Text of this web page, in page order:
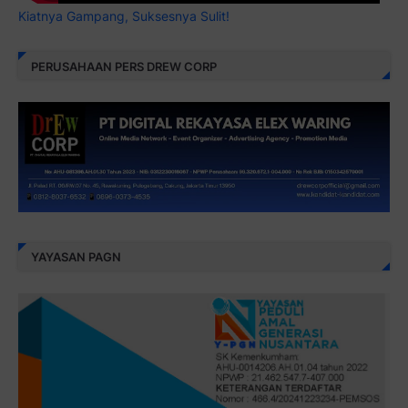
Kiatnya Gampang, Suksesnya Sulit!
PERUSAHAAN PERS DREW CORP
YAYASAN PAGN